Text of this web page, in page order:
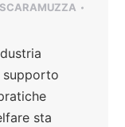
supporto
sta